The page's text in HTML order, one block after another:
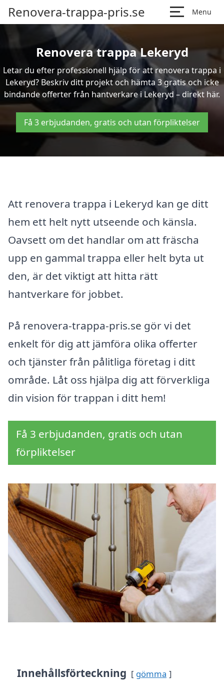
Renovera-trappa-pris.se Menu
Renovera trappa Lekeryd
Letar du efter professionell hjälp för att renovera trappa i
Lekeryd? Beskriv ditt projekt och hämta 3 gratis och icke
bindande offerter från hantverkare i Lekeryd – direkt här.
Få 3 erbjudanden, gratis och utan förpliktelser
Att renovera trappa i Lekeryd kan ge ditt
hem ett helt nytt utseende och känsla.
Oavsett om det handlar om att fräscha
upp en gammal trappa eller helt byta ut
den, är det viktigt att hitta rätt
hantverkare för jobbet.
På renovera-trappa-pris.se gör vi det
enkelt för dig att jämföra olika offerter
och tjänster från pålitliga företag i ditt
område. Låt oss hjälpa dig att förverkliga
din vision för trappan i ditt hem!
Få 3 erbjudanden, gratis och utan
förpliktelser
Innehållsförteckning gömma